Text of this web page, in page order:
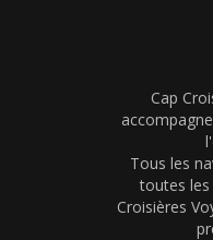
Cap
Tous les
toutes les
Croisières